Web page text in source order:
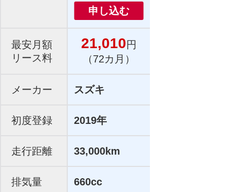
申し込む
最安月額
リース料
21,010円
（72カ月）
メーカー スズキ
初度登録 2019年
走行距離 33,000km
排気量 660cc